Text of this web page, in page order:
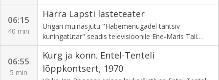
Igas saates valmistavad Paula Särekanno ning Aigar
Vaigu kodumaistest toorainetest midagi maitsvat ja
tervislikku ning hiljem teeb Aigar koos väikese
abilisega ka toiduteaduskatset. “Magus molekul” aitab
kõhtu täita ning kustutada janu uute teadmiste järele!
Režissöör Ivan Pavljutškov, toimetaja Helen Saluveer,
produtsent Maria Uppin, tootja Black Plastic Media
Productions.
06:15
40 min
Härra Lapsti lasteteater
Ungari muinasjutu "Habemenugadel tantsiv
kuningatütar" seadis televisioonile Ene-Maris Tali.
Osades Luule Komissarov, Aarne Üksküla, Piret
Kalda, Tõnu Saar, Marko Matvere, Tõnu Oja.
Režissöör Karin Nurm.
06:55
5 min
Kurg ja konn. Entel-Tenteli
lõppkontsert, 1970